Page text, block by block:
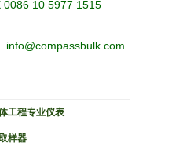
0086 10 5977 1515
info@compassbulk.com
工程专业仪表
样器